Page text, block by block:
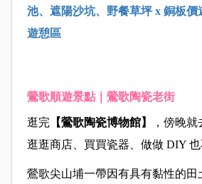
池、遮陽沙坑、野餐草坪 x 銅板價
遊憩區
鶯歌順遊景點｜鶯歌陶瓷老街
逛完【鶯歌陶瓷博物館】 ，傍晚就
逛逛商店、買買瓷器、做做 DIY
鶯歌尖山埔一帶因有具有黏性的田